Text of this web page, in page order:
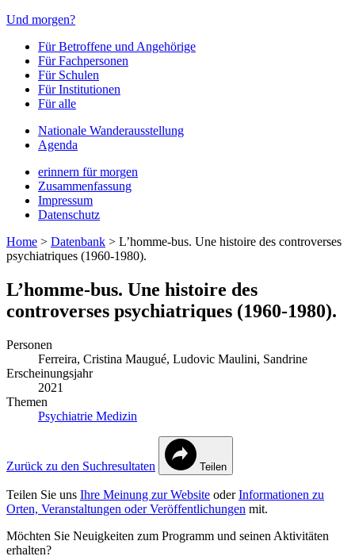
Und morgen?
Für Betroffene und Angehörige
Für Fachpersonen
Für Schulen
Für Institutionen
Für alle
Nationale Wanderausstellung
Agenda
erinnern für morgen
Zusammenfassung
Impressum
Datenschutz
Home > Datenbank > L’homme-bus. Une histoire des controverses
psychiatriques (1960-1980).
L’homme-bus. Une histoire des
controverses psychiatriques (1960-1980).
Personen
Ferreira, Cristina Maugué, Ludovic Maulini, Sandrine
Erscheinungsjahr
2021
Themen
Psychiatrie Medizin
Zurück zu den Suchresultaten Teilen
Teilen Sie uns Ihre Meinung zur Website oderInformationen zu
Orten, Veranstaltungen oder Veröffentlichungen mit.
Möchten Sie Neuigkeiten zum Programm und seinen Aktivitäten
erhalten?